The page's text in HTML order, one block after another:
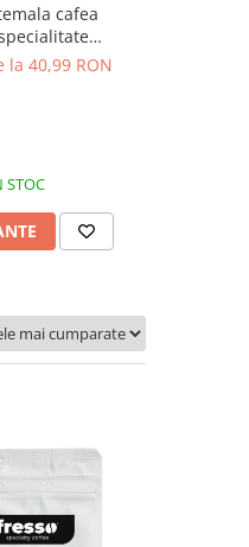
cafea
prăjită
la 40,99 RON
STOC